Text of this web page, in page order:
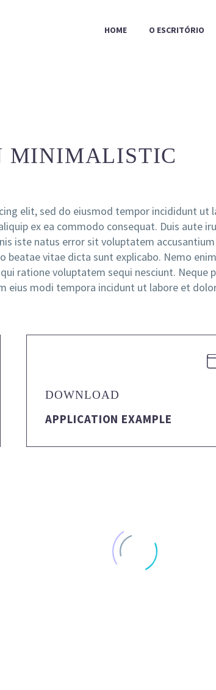
HOME O ESCRITÓRIO
MINIMALISTIC
elit, sed do eiusmod tempor incididunt ut
ex ea commodo consequat. Duis aute
iste natus error sit voluptatem
beatae vitae dicta sunt explicabo. Nemo
ratione voluptatem sequi nesciunt.
eius modi tempora incidunt ut labore et
DOWNLOAD
APPLICATION EXAMPLE